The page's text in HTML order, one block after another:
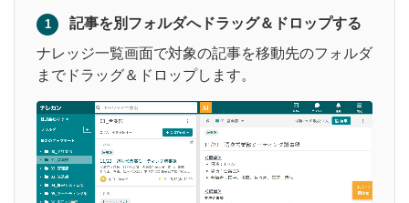
1
記事を別フォルダへドラッグ＆ドロップする
ナレッジ一覧画面で対象の記事を移動先のフォルダ
までドラッグ＆ドロップします。